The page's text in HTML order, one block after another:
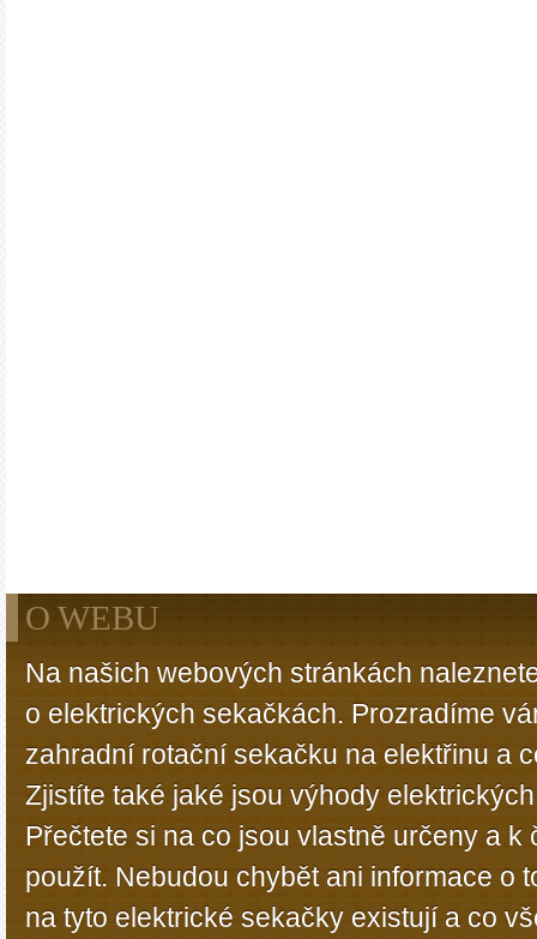
O WEBU
Na našich webových stránkách
o elektrických sekačkách. Prozradíme
zahradní rotační sekačku na elektřinu a
Zjistíte také jaké jsou výhody
Přečtete si na co jsou vlastně určeny a k
použít. Nebudou chybět ani informace o
na tyto elektrické sekačky existují a co